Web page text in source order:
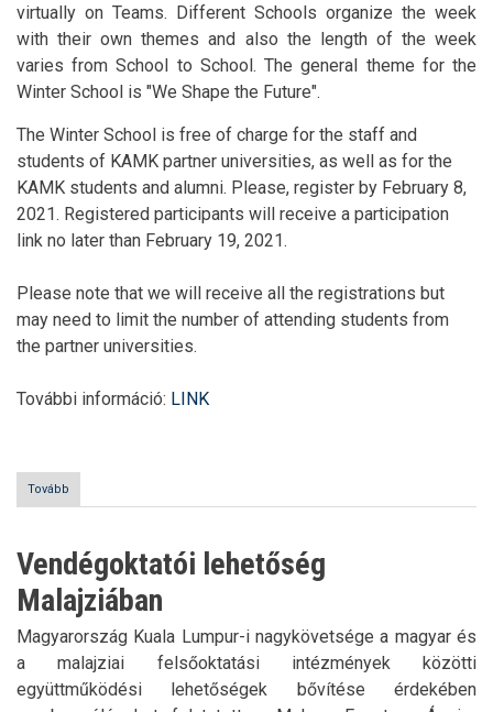
virtually on Teams. Different Schools organize the week
with their own themes and also the length of the week
varies from School to School. The general theme for the
Winter School is "We Shape the Future".
The Winter School is free of charge for the staff and
students of KAMK partner universities, as well as for the
KAMK students and alumni. Please, register by February 8,
2021. Registered participants will receive a participation
link no later than February 19, 2021.
Please note that we will receive all the registrations but
may need to limit the number of attending students from
the partner universities.
További információ: LINK
Tovább
International
at
KAMK)
Vendégoktatói lehetőség
Malajziában
Magyarország Kuala Lumpur-i nagykövetsége a magyar és
a malajziai felsőoktatási intézmények közötti
együttműködési lehetőségek bővítése érdekében